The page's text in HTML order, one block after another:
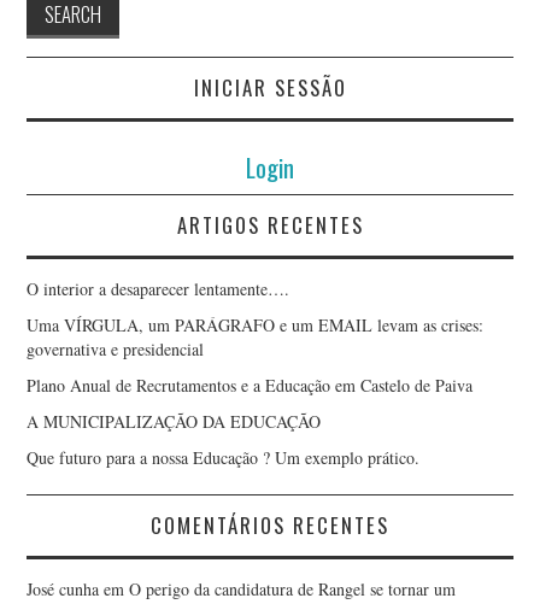
INICIAR SESSÃO
Login
ARTIGOS RECENTES
O interior a desaparecer lentamente….
Uma VÍRGULA, um PARÁGRAFO e um EMAIL levam as crises:
governativa e presidencial
Plano Anual de Recrutamentos e a Educação em Castelo de Paiva
A MUNICIPALIZAÇÃO DA EDUCAÇÃO
Que futuro para a nossa Educação ? Um exemplo prático.
COMENTÁRIOS RECENTES
José cunha emO perigo da candidatura de Rangel se tornar um